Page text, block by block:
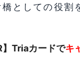
としての役割
】Triaカードでキ